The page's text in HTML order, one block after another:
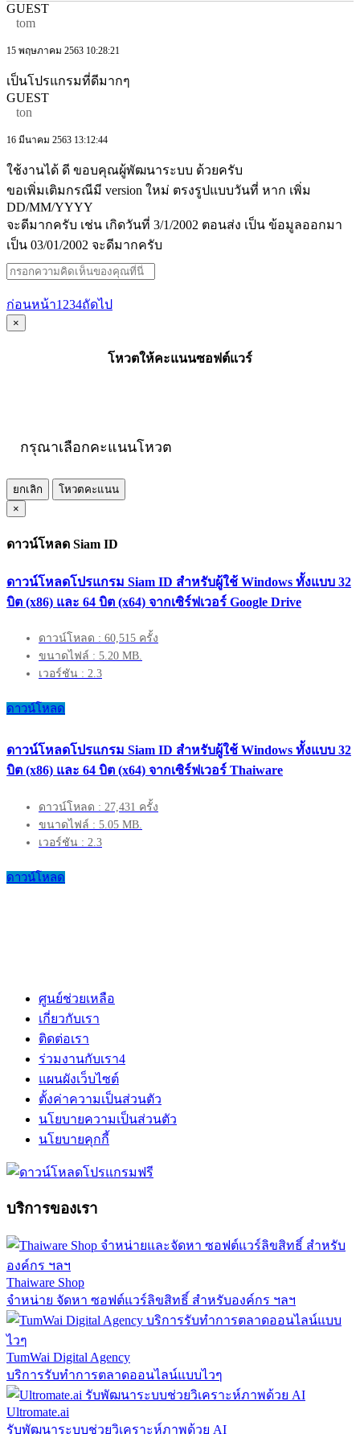
GUEST
tom
15 พฤษภาคม 2563 10:28:21
เป็นโปรแกรมที่ดีมากๆ
GUEST
ton
16 มีนาคม 2563 13:12:44
ใช้งานได้ ดี ขอบคุณผู้พัฒนาระบบ ด้วยครับ
ขอเพิ่มเติมกรณีมี version ใหม่ ตรงรูปแบบวันที่ หาก เพิ่ม
DD/MM/YYYY
จะดีมากครับ เช่น เกิดวันที่ 3/1/2002 ตอนส่ง เป็น ข้อมูลออกมา
เป็น 03/01/2002 จะดีมากครับ
ก่อนหน้า1 234ถัดไป
×
โหวตให้คะแนนซอฟต์แวร์
กรุณาเลือกคะแนนโหวต
ยกเลิก
โหวตคะแนน
×
ดาวน์โหลด Siam ID
ดาวน์โหลดโปรแกรม Siam ID สำหรับผู้ใช้ Windows ทั้งแบบ 32
บิต (x86) และ 64 บิต (x64) จากเซิร์ฟเวอร์ Google Drive
ดาวน์โหลด : 60,515 ครั้ง
ขนาดไฟล์ : 5.20 MB.
เวอร์ชัน : 2.3
ดาวน์โหลด
ดาวน์โหลดโปรแกรม Siam ID สำหรับผู้ใช้ Windows ทั้งแบบ 32
บิต (x86) และ 64 บิต (x64) จากเซิร์ฟเวอร์ Thaiware
ดาวน์โหลด : 27,431 ครั้ง
ขนาดไฟล์ : 5.05 MB.
เวอร์ชัน : 2.3
ดาวน์โหลด
ศูนย์ช่วยเหลือ
เกี่ยวกับเรา
ติดต่อเรา
ร่วมงานกับเรา4
แผนผังเว็บไซต์
ตั้งค่าความเป็นส่วนตัว
นโยบายความเป็นส่วนตัว
นโยบายคุกกี้
บริการของเรา
Thaiware Shop
จำหน่าย จัดหา ซอฟต์แวร์ลิขสิทธิ์ สำหรับองค์กร ฯลฯ
TumWai Digital Agency
บริการรับทำการตลาดออนไลน์แบบไวๆ
Ultromate.ai
รับพัฒนาระบบช่วยวิเคราะห์ภาพด้วย AI